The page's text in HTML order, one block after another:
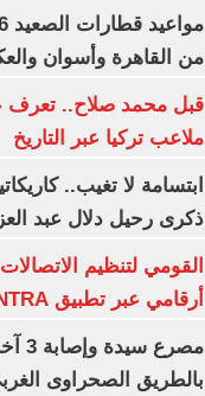
من القاهرة وأسوان
قبل محمد صلاح.. تعرف
ملاعب تركيا عبر التاريخ
ابتسامة لا تغيب..
ذكرى رحيل دلال عبد
القومي لتنظيم
أرقامي عبر تطبيق My NTRA
بالطريق الصحراوى